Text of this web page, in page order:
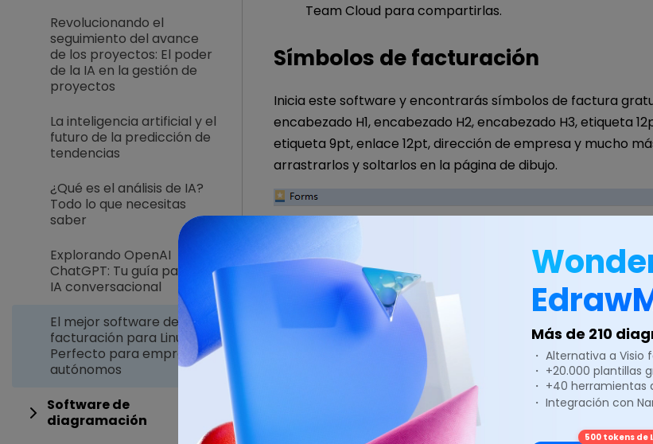
Revolucionando el
seguimiento del avance
de los proyectos: El poder
de la IA en la gestión de
proyectos
La inteligencia artificial y el
futuro de la predicción de
tendencias
¿Qué es el análisis de IA?
Todo lo que necesitas
saber
Explorando OpenAI
ChatGPT: Tu guía para la
IA conversacional
El mejor software de
facturación para Linux -
Perfecto para empresas y
autónomos
Software de
diagramación
Team Cloud para compartirlas.
Símbolos de facturación
Inicia este software y encontrarás símbolos de factura
encabezado H1, encabezado H2, encabezado H3, etiqueta
etiqueta 9pt, enlace 12pt, dirección de empresa y mucho
arrastrarlos y soltarlos en la página de dibujo.
Más de 210
・ Alternativa a
・ +20.000 plantillas
・ +40
・ Integración con
500 tokens de